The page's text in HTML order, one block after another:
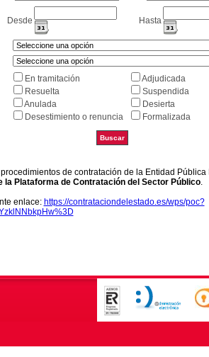
Desde Hasta
En tramitación
Adjudicada
Resuelta
Suspendida
Anulada
Desierta
Desestimiento o renuncia
Formalizada
de contratación de la Entidad Pública
la Plataforma de Contratación del Sector Público.
enlace: https://contrataciondelestado.es/wps/poc?